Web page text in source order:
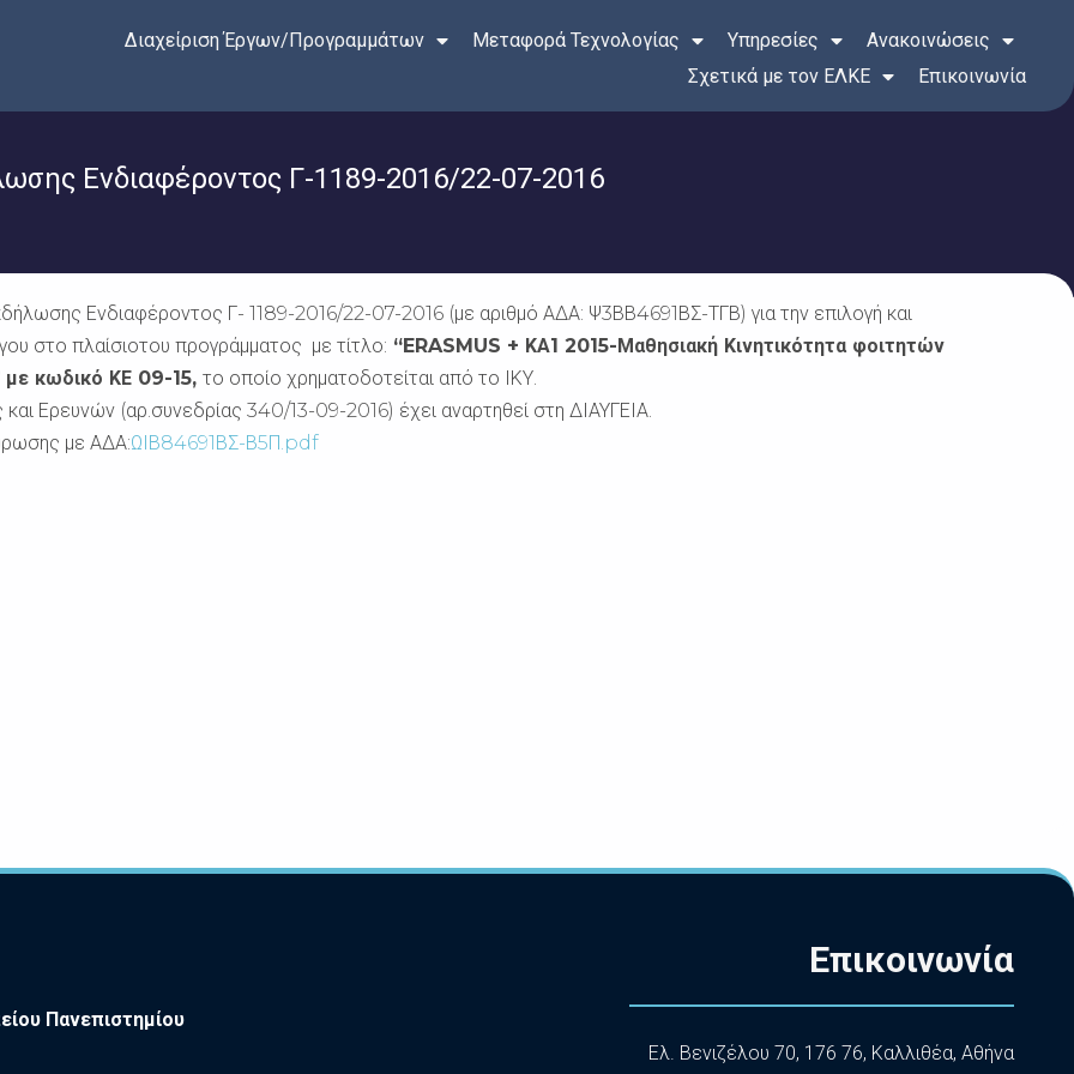
Διαχείριση Έργων/Προγραμμάτων Μεταφορά Τεχνολογίας Υπηρεσίες
Ανακοινώσεις
Σχετικά με τον ΕΛΚΕ
Επικοινωνία
Ενδιαφέροντος Γ-1189-2016/22-07-2016
Ενδιαφέροντος Γ- 1189-2016/22-07-2016 (με αριθμό ΑΔΑ: Ψ3ΒΒ4691ΒΣ-ΤΓΒ) για την επιλογή και
στο πλαίσιοτου προγράμματος με τίτλο: “ERASMUS + ΚΑ1 2015-Μαθησιακή Κινητικότητα φοιτητών
με κωδικό ΚΕ 09-15, το οποίο χρηματοδοτείται από το ΙΚΥ.
Ερευνών (αρ.συνεδρίας 340/13-09-2016) έχει αναρτηθεί στη ΔΙΑΥΓΕΙΑ.
με ΑΔΑ:ΩΙΒ84691ΒΣ-Β5Π.pdf
Πανεπιστημίου
Επικοινωνία
Ελ. Βενιζέλου 70, 176 76, Καλλιθέα, Αθήνα